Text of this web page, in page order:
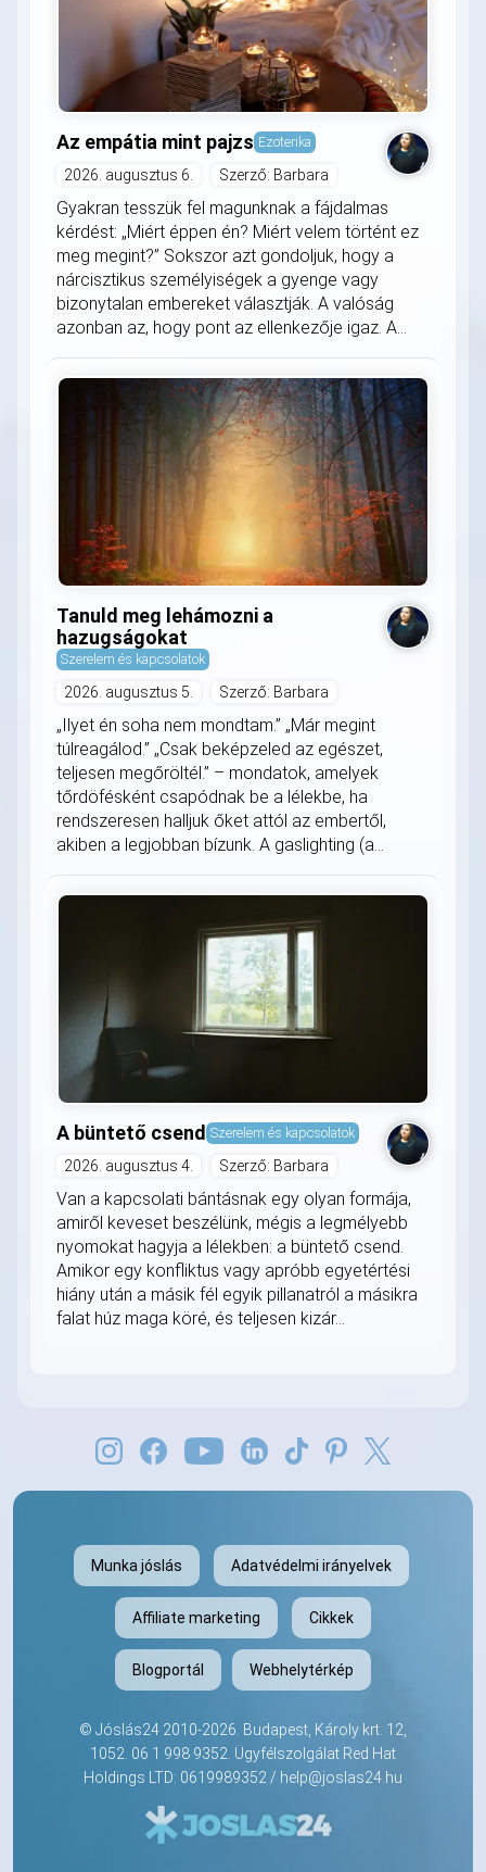
Az empátia mint pajzs Ezoterika
2026. augusztus 6. Szerző: Barbara
Gyakran tesszük fel magunknak a fájdalmas
kérdést: „Miért éppen én? Miért velem történt ez
meg megint?” Sokszor azt gondoljuk, hogy a
nárcisztikus személyiségek a gyenge vagy
bizonytalan embereket választják. A valóság
azonban az, hogy pont az ellenkezője igaz. A...
Tanuld meg lehámozni a
hazugságokat
Szerelem és kapcsolatok
2026. augusztus 5. Szerző: Barbara
„Ilyet én soha nem mondtam.” „Már megint
túlreagálod.” „Csak beképzeled az egészet,
teljesen megőröltél.” – mondatok, amelyek
tőrdöfésként csapódnak be a lélekbe, ha
rendszeresen halljuk őket attól az embertől,
akiben a legjobban bízunk. A gaslighting (a...
A büntető csend Szerelem és kapcsolatok
2026. augusztus 4. Szerző: Barbara
Van a kapcsolati bántásnak egy olyan formája,
amiről keveset beszélünk, mégis a legmélyebb
nyomokat hagyja a lélekben: a büntető csend.
Amikor egy konfliktus vagy apróbb egyetértési
hiány után a másik fél egyik pillanatról a másikra
falat húz maga köré, és teljesen kizár...
Munka jóslás Adatvédelmi irányelvek
Affiliate marketing Cikkek
Blogportál Webhelytérkép
© Jóslás24 2010-2026. Budapest, Károly krt. 12,
1052. 06 1 998 9352. Ügyfélszolgálat Red Hat
Holdings LTD: 0619989352 / help@joslas24.hu